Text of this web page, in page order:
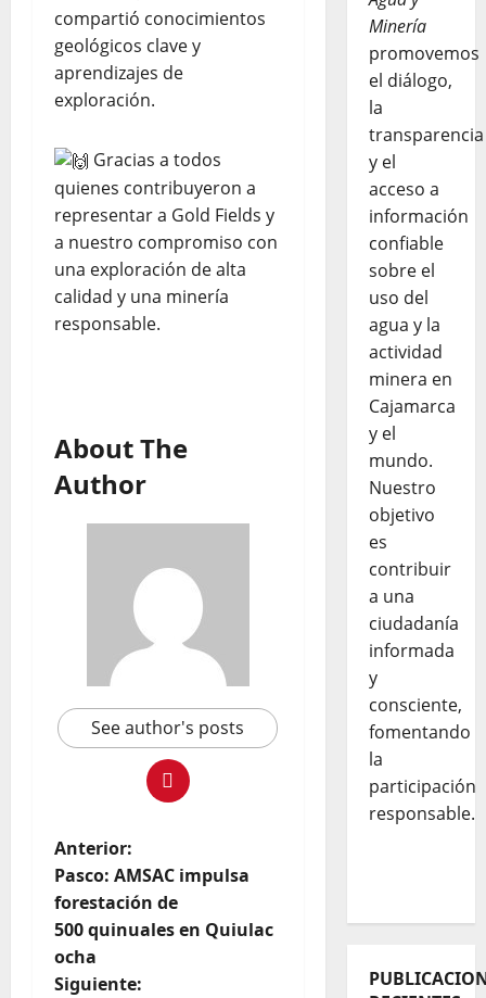
compartió conocimientos
geológicos clave y
aprendizajes de
exploración.
Gracias a todos
quienes contribuyeron a
representar a Gold Fields y
a nuestro compromiso con
una exploración de alta
calidad y una minería
responsable.
About The
Author
See author's posts
Anterior:
Pasco: AMSAC impulsa
forestación de
500 quinuales en Quiulac
ocha
Siguiente:
Minería
promovemos
el diálogo,
la
transparencia
y el
acceso a
información
confiable
sobre el
uso del
agua y la
actividad
minera en
Cajamarca
y el
mundo.
Nuestro
objetivo
es
contribuir
a una
ciudadanía
informada
y
consciente,
fomentando
la
participación
responsable.